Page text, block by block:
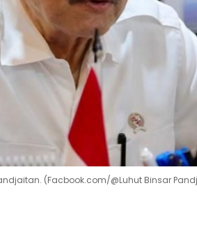
(Facbook.com/@Luhut Binsar